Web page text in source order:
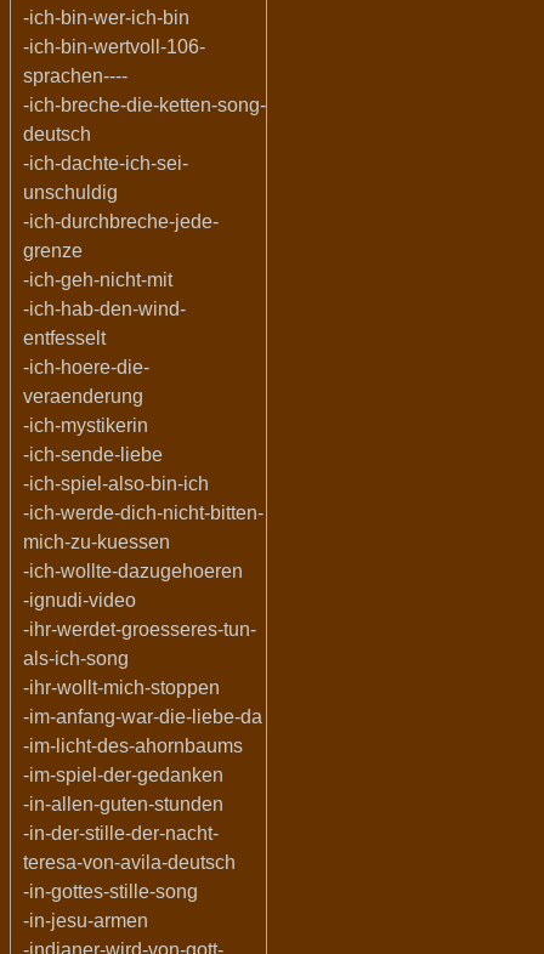
-ich-bin-wer-ich-bin
-ich-bin-wertvoll-106-
sprachen----
-ich-breche-die-ketten-song-
deutsch
-ich-dachte-ich-sei-
unschuldig
-ich-durchbreche-jede-
grenze
-ich-geh-nicht-mit
-ich-hab-den-wind-
entfesselt
-ich-hoere-die-
veraenderung
-ich-mystikerin
-ich-sende-liebe
-ich-spiel-also-bin-ich
-ich-werde-dich-nicht-bitten-
mich-zu-kuessen
-ich-wollte-dazugehoeren
-ignudi-video
-ihr-werdet-groesseres-tun-
als-ich-song
-ihr-wollt-mich-stoppen
-im-anfang-war-die-liebe-da
-im-licht-des-ahornbaums
-im-spiel-der-gedanken
-in-allen-guten-stunden
-in-der-stille-der-nacht-
teresa-von-avila-deutsch
-in-gottes-stille-song
-in-jesu-armen
-indianer-wird-von-gott-